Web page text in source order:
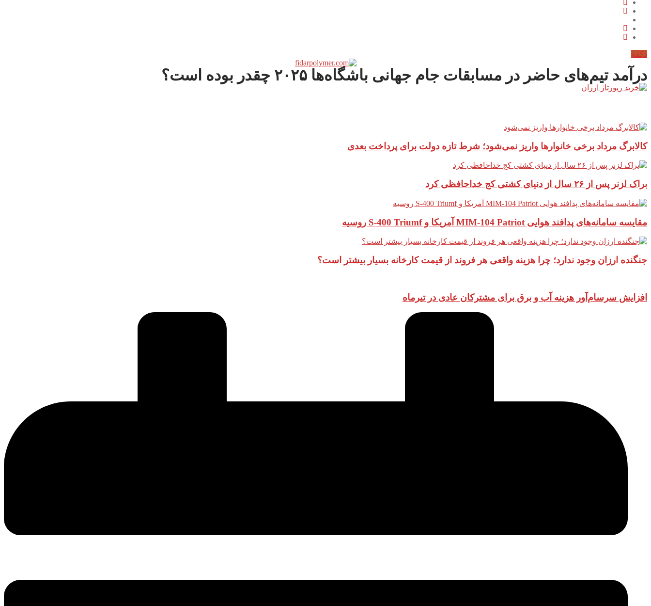
دکمه
درآمد تیم‌های حاضر در مسابقات جام جهانی باشگاه‌ها ۲۰۲۵ چقدر بوده است؟
کالابرگ مرداد برخی خانوارها واریز نمی‌شود؛ شرط تازه دولت برای پرداخت بعدی
براک لزنر پس از ۲۶ سال از دنیای کشتی کج خداحافظی کرد
مقایسه سامانه‌های پدافند هوایی MIM-104 Patriot آمریکا و S-400 Triumf روسیه
جنگنده ارزان وجود ندارد؛ چرا هزینه واقعی هر فروند از قیمت کارخانه بسیار بیشتر است؟
افزایش سرسام‌آور هزینه آب و برق برای مشترکان عادی در تیرماه